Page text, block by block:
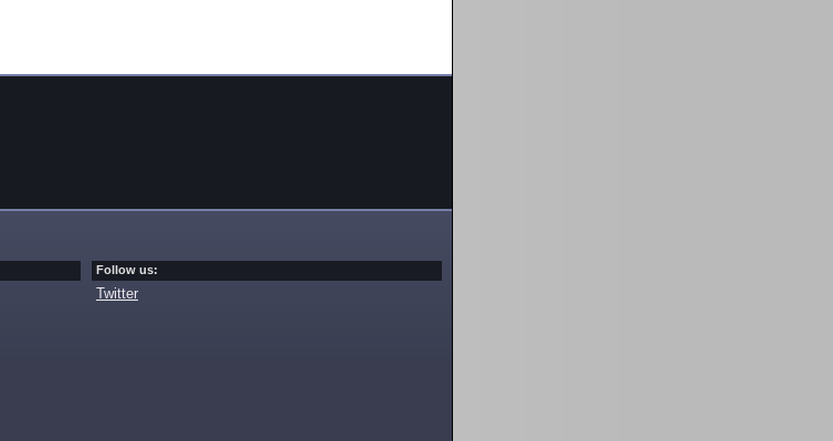
Follow us:
Twitter